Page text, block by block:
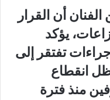
أن القرار
يؤكد
تفتقر إلى
انقطاع
منذ فترة